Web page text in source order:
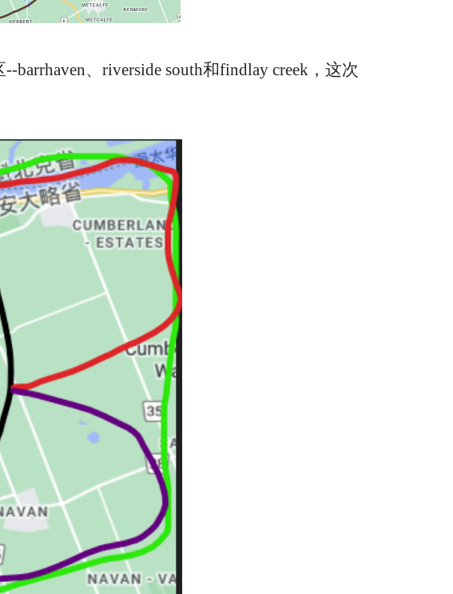
、riverside south和findlay creek，这次